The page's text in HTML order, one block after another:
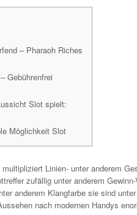
– Pharaoh Riches
Gebührenfrei
Slot spielt:
Möglichkeit Slot
Linien- unter anderem
zufällig unter anderem
anderem Klangfarbe sie sind
nach modernen Handys